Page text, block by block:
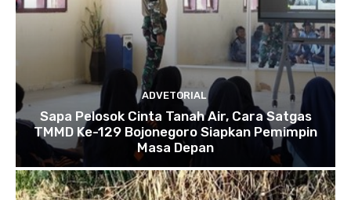
ADVETORIAL
Sapa Pelosok Cinta Tanah Air, Cara Satgas
TMMD Ke-129 Bojonegoro Siapkan Pemimpin
Masa Depan